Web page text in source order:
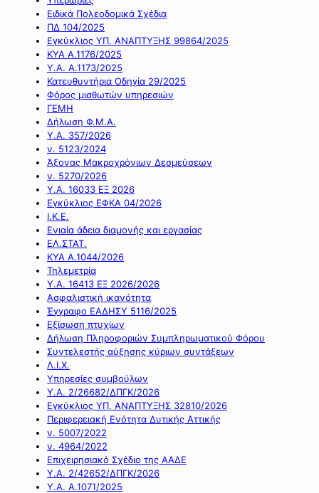
Ειδικά Πολεοδομικά Σχέδια
ΠΔ 104/2025
Εγκύκλιος ΥΠ. ΑΝΑΠΤΥΞΗΣ 99864/2025
ΚΥΑ Α.1176/2025
Υ.Α. Α.1173/2025
Κατευθυντήρια Οδηγία 29/2025
Φόρος μισθωτών υπηρεσιών
ΓΕΜΗ
Δήλωση Φ.Μ.Α.
Υ.Α. 357/2026
ν. 5123/2024
Άξονας Μακροχρόνιων Δεσμεύσεων
ν. 5270/2026
Υ.Α. 16033 ΕΞ 2026
Εγκύκλιος ΕΦΚΑ 04/2026
Ι.Κ.Ε.
Ενιαία άδεια διαμονής και εργασίας
ΕΛ.ΣΤΑΤ.
ΚΥΑ Α.1044/2026
Τηλεμετρία
Υ.Α. 16413 ΕΞ 2026/2026
Ασφαλιστική ικανότητα
Έγγραφο ΕΑΔΗΣΥ 5116/2025
Εξίσωση πτυχίων
Δήλωση Πληροφοριών Συμπληρωματικού Φόρου
Συντελεστής αύξησης κύριων συντάξεων
Λ.Ι.Χ.
Υπηρεσίες συμβούλων
Υ.Α. 2/26682/ΔΠΓΚ/2026
Εγκύκλιος ΥΠ. ΑΝΑΠΤΥΞΗΣ 32810/2026
Περιφερειακή Ενότητα Δυτικής Αττικής
ν. 5007/2022
ν. 4964/2022
Επιχειρησιακό Σχέδιο της ΑΑΔΕ
Υ.Α. 2/42652/ΔΠΓΚ/2026
Υ.Α. Α.1071/2025